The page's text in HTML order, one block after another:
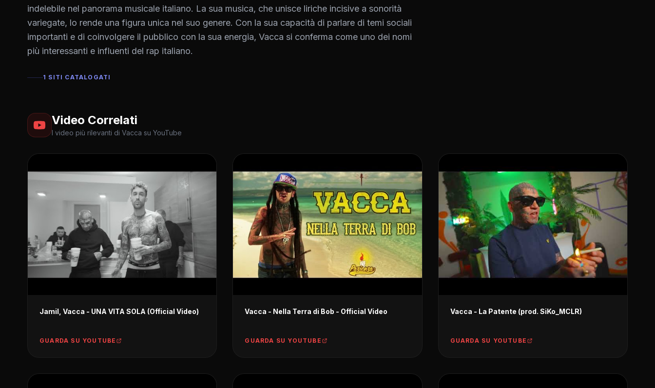
indelebile nel panorama musicale italiano. La sua musica, che unisce liriche incisive a sonorità
variegate, lo rende una figura unica nel suo genere. Con la sua capacità di parlare di temi sociali
importanti e di coinvolgere il pubblico con la sua energia, Vacca si conferma come uno dei nomi
più interessanti e influenti del rap italiano.
1 SITI CATALOGATI
Video Correlati
I video più rilevanti di Vacca su YouTube
Jamil, Vacca - UNA VITA SOLA (Official Video)
GUARDA SU YOUTUBE
Vacca - Nella Terra di Bob - Official Video
GUARDA SU YOUTUBE
Vacca - La Patente (prod. SiKo_MCLR)
GUARDA SU YOUTUBE